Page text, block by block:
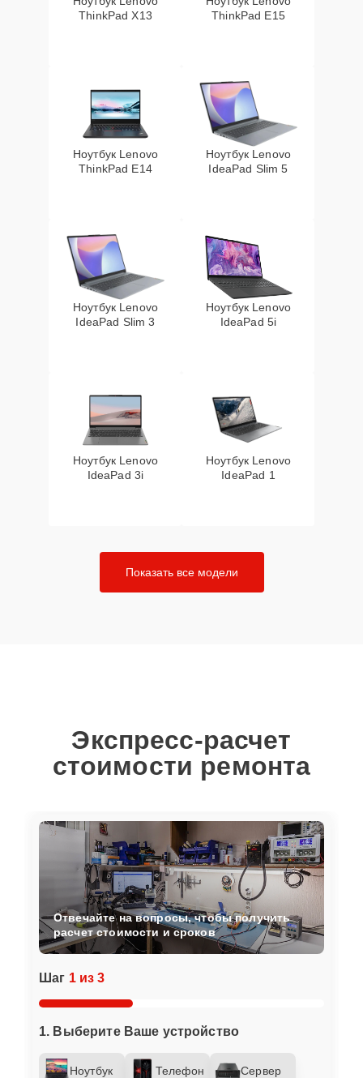
ThinkPad X13
ThinkPad E15
Ноутбук Lenovo
ThinkPad E14
Ноутбук Lenovo
IdeaPad Slim 5
Ноутбук Lenovo
IdeaPad Slim 3
Ноутбук Lenovo
IdeaPad 5i
Ноутбук Lenovo
IdeaPad 3i
Ноутбук Lenovo
IdeaPad 1
Показать все модели
Экспресс-расчет
стоимости ремонта
Шаг 1 из 3
1. Выберите Ваше устройство
Ноутбук Телефон Сервер
Отвечайте на вопросы, чтобы получить
расчет стоимости и сроков